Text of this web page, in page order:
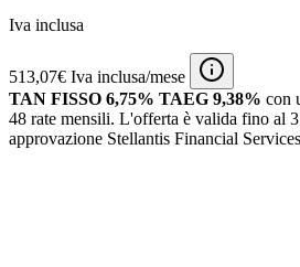
Iva inclusa
513,07€ Iva inclusa/mese
TAN FISSO 6,75% TAEG 9,38% con
48 rate mensili. L'offerta è valida fino al
approvazione Stellantis Financial